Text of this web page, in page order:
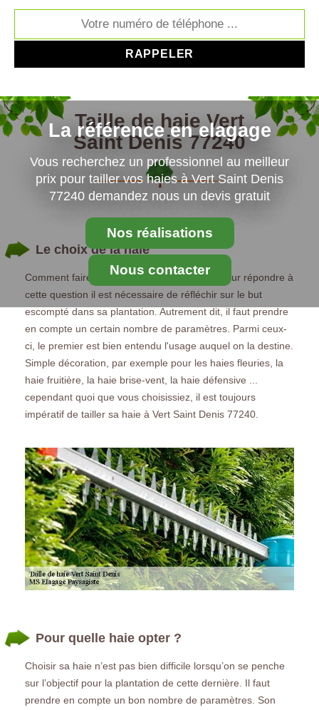
La référence en elagage
Vous recherchez un professionnel au meilleur
prix pour tailler vos haies à Vert Saint Denis
77240 demandez nous un devis gratuit
Nos réalisations
Nous contacter
Taille de haie Vert
Saint Denis 77240
Le choix de la haie
Comment faire le bon choix pour sa haie ? Pour répondre à
cette question il est nécessaire de réfléchir sur le but
escompté dans sa plantation. Autrement dit, il faut prendre
en compte un certain nombre de paramètres. Parmi ceux-
ci, le premier est bien entendu l'usage auquel on la destine.
Simple décoration, par exemple pour les haies fleuries, la
haie fruitière, la haie brise-vent, la haie défensive ...
cependant quoi que vous choisissiez, il est toujours
impératif de tailler sa haie à Vert Saint Denis 77240.
Pour quelle haie opter ?
Choisir sa haie n’est pas bien difficile lorsqu’on se penche
sur l’objectif pour la plantation de cette dernière. Il faut
prendre en compte un bon nombre de paramètres. Son